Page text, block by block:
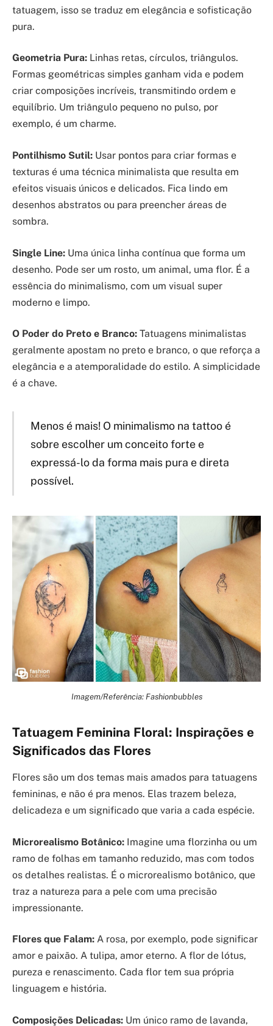
tatuagem, isso se traduz em elegância e sofisticação
pura.
Geometria Pura: Linhas retas, círculos, triângulos.
Formas geométricas simples ganham vida e podem
criar composições incríveis, transmitindo ordem e
equilíbrio. Um triângulo pequeno no pulso, por
exemplo, é um charme.
Pontilhismo Sutil: Usar pontos para criar formas e
texturas é uma técnica minimalista que resulta em
efeitos visuais únicos e delicados. Fica lindo em
desenhos abstratos ou para preencher áreas de
sombra.
Single Line: Uma única linha contínua que forma um
desenho. Pode ser um rosto, um animal, uma flor. É a
essência do minimalismo, com um visual super
moderno e limpo.
O Poder do Preto e Branco: Tatuagens minimalistas
geralmente apostam no preto e branco, o que reforça a
elegância e a atemporalidade do estilo. A simplicidade
é a chave.
Menos é mais! O minimalismo na tattoo é
sobre escolher um conceito forte e
expressá-lo da forma mais pura e direta
possível.
Imagem/Referência: Fashionbubbles
Tatuagem Feminina Floral: Inspirações e
Significados das Flores
Flores são um dos temas mais amados para tatuagens
femininas, e não é pra menos. Elas trazem beleza,
delicadeza e um significado que varia a cada espécie.
Microrealismo Botânico: Imagine uma florzinha ou um
ramo de folhas em tamanho reduzido, mas com todos
os detalhes realistas. É o microrealismo botânico, que
traz a natureza para a pele com uma precisão
impressionante.
Flores que Falam: A rosa, por exemplo, pode significar
amor e paixão. A tulipa, amor eterno. A flor de lótus,
pureza e renascimento. Cada flor tem sua própria
linguagem e história.
Composições Delicadas: Um único ramo de lavanda,